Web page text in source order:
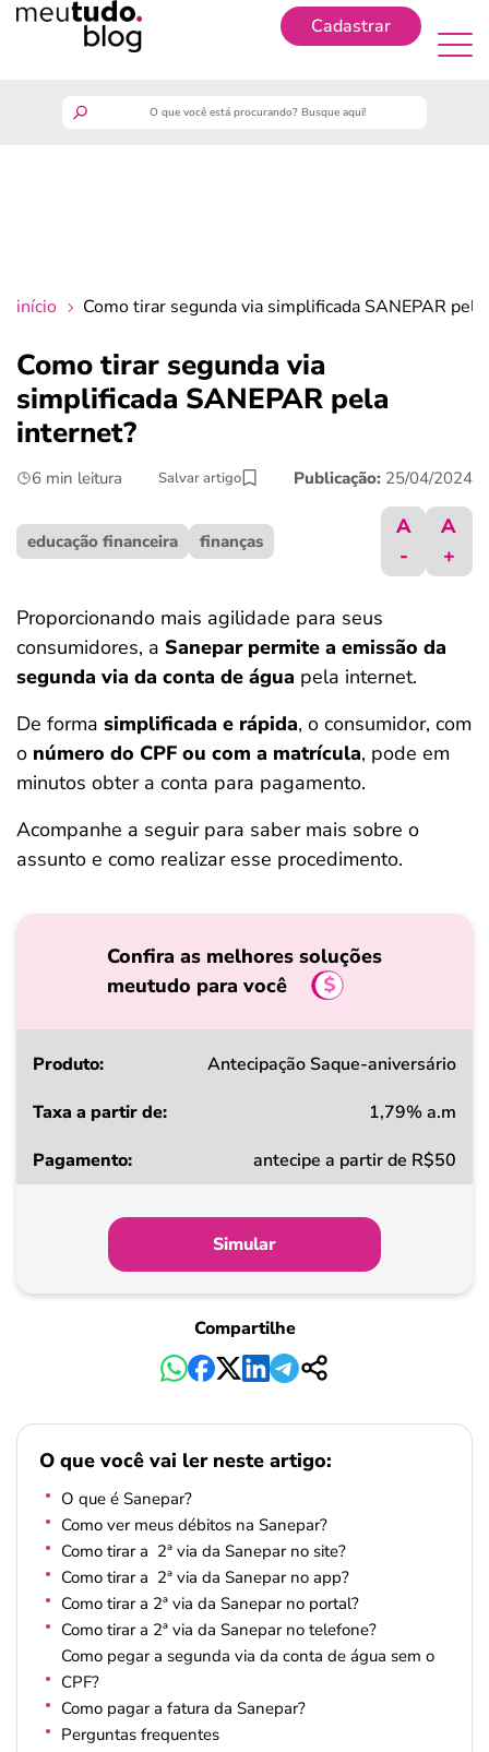
Cadastrar
crédito fácil
início Como tirar segunda via simplificada SANEPAR
Como tirar segunda via
simplificada SANEPAR pela
internet?
6 min leitura Salvar artigo Publicação: 25/04/2024
educação financeira finanças
A
-
A
+
Proporcionando mais agilidade para seus
consumidores, a Sanepar permite a emissão da
segunda via da conta de água pela internet.
De forma simplificada e rápida, o consumidor, com
o número do CPF ou com a matrícula, pode em
minutos obter a conta para pagamento.
Acompanhe a seguir para saber mais sobre o
assunto e como realizar esse procedimento.
Confira as melhores soluções
meutudo para você
Produto
a
Pagamento
Antecipação Saque-aniversário
1,79% a.m
antecipe a partir de R$50
Simular
Compartilhe
O que você vai ler neste artigo:
O que é Sanepar?
Como ver meus débitos na Sanepar?
Como tirar a 2ª via da Sanepar no site?
Como tirar a 2ª via da Sanepar no app?
Como tirar a 2ª via da Sanepar no portal?
Como tirar a 2ª via da Sanepar no telefone?
Como pegar a segunda via da conta de água sem o
CPF?
Como pagar a fatura da Sanepar?
Perguntas frequentes